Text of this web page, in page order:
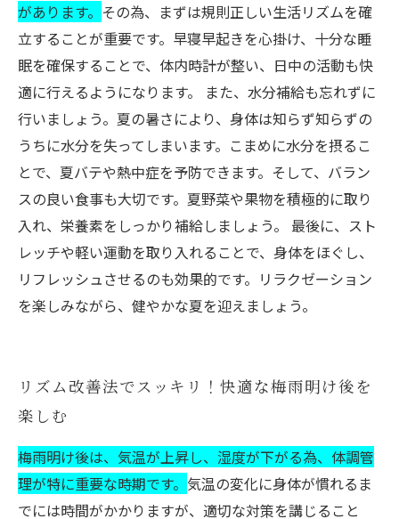
があります。 その為、まずは規則正しい生活リズムを確
立することが重要です。早寝早起きを心掛け、十分な睡
眠を確保することで、体内時計が整い、日中の活動も快
適に行えるようになります。 また、水分補給も忘れずに
行いましょう。夏の暑さにより、身体は知らず知らずの
うちに水分を失ってしまいます。こまめに水分を摂るこ
とで、夏バテや熱中症を予防できます。そして、バラン
スの良い食事も大切です。夏野菜や果物を積極的に取り
入れ、栄養素をしっかり補給しましょう。 最後に、スト
レッチや軽い運動を取り入れることで、身体をほぐし、
リフレッシュさせるのも効果的です。リラクゼーション
を楽しみながら、健やかな夏を迎えましょう。
リズム改善法でスッキリ！快適な梅雨明け後を
楽しむ
梅雨明け後は、気温が上昇し、湿度が下がる為、体調管
理が特に重要な時期です。 気温の変化に身体が慣れるま
でには時間がかかりますが、適切な対策を講じること